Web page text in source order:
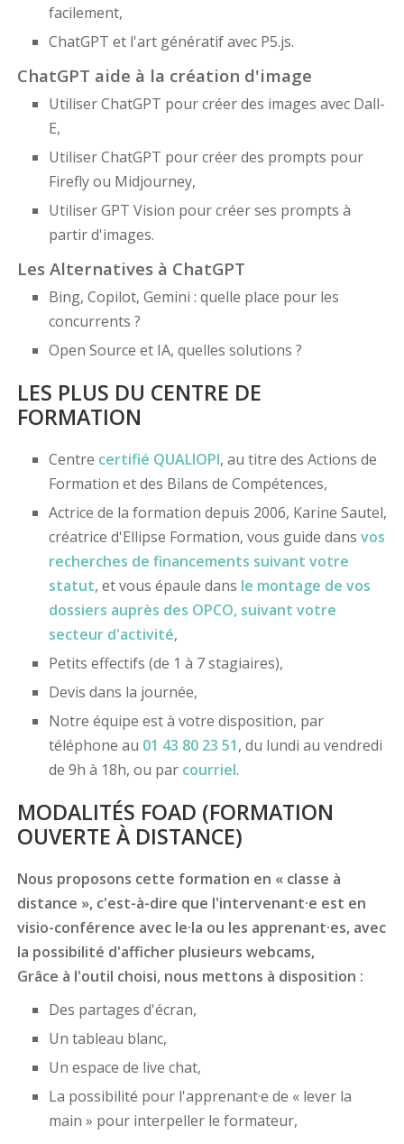
facilement,
ChatGPT et l'art génératif avec P5.js.
ChatGPT aide à la création d'image
Utiliser ChatGPT pour créer des images avec Dall-
E,
Utiliser ChatGPT pour créer des prompts pour
Firefly ou Midjourney,
Utiliser GPT Vision pour créer ses prompts à
partir d'images.
Les Alternatives à ChatGPT
Bing, Copilot, Gemini : quelle place pour les
concurrents ?
Open Source et IA, quelles solutions ?
LES PLUS DU CENTRE DE
FORMATION
Centre certifié QUALIOPI, au titre des Actions de
Formation et des Bilans de Compétences,
Actrice de la formation depuis 2006, Karine Sautel,
créatrice d'Ellipse Formation, vous guide dans vos
recherches de financements suivant votre
statut, et vous épaule dans le montage de vos
dossiers auprès des OPCO, suivant votre
secteur d'activité,
Petits effectifs (de 1 à 7 stagiaires),
Devis dans la journée,
Notre équipe est à votre disposition, par
téléphone au 01 43 80 23 51, du lundi au vendredi
de 9h à 18h, ou par courriel.
MODALITÉS FOAD (FORMATION
OUVERTE À DISTANCE)
Nous proposons cette formation en « classe à
distance », c'est-à-dire que l'intervenant·e est en
visio-conférence avec le·la ou les apprenant·es, avec
la possibilité d'afficher plusieurs webcams,
Grâce à l'outil choisi, nous mettons à disposition :
Des partages d'écran,
Un tableau blanc,
Un espace de live chat,
La possibilité pour l'apprenant·e de « lever la
main » pour interpeller le formateur,